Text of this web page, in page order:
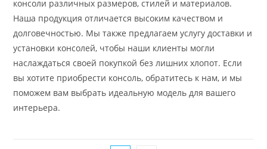
консоли различных размеров, стилей и материалов.
Наша продукция отличается высоким качеством и
долговечностью. Мы также предлагаем услугу доставки и
установки консолей, чтобы наши клиенты могли
наслаждаться своей покупкой без лишних хлопот. Если
вы хотите приобрести консоль, обратитесь к нам, и мы
поможем вам выбрать идеальную модель для вашего
интерьера.